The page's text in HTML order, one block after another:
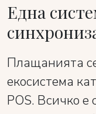
Една
Плащанията
екосистема
POS. Всичко е